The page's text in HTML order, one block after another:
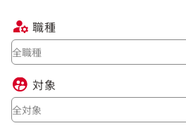
職種
全職種
対象
全対象